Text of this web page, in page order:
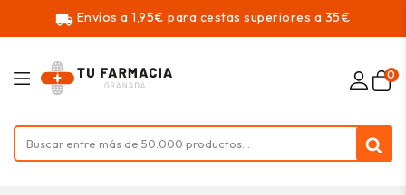
local_shipping Envíos a 1,95€ para cestas superiores a 35€
0